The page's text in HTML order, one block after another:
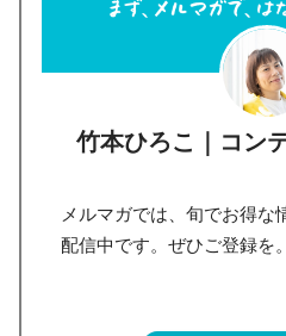
竹本ひろこ｜コン
メルマガでは、旬でお得な
配信中です。ぜひご登録を。